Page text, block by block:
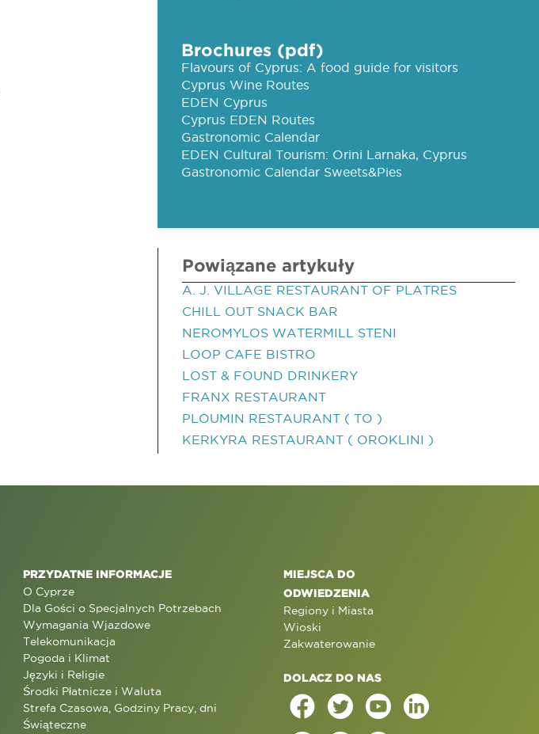
Brochures (pdf)
Flavours of Cyprus: A food guide for visitors
Cyprus Wine Routes
EDEN Cyprus
Cyprus EDEN Routes
Gastronomic Calendar
EDEN Cultural Tourism: Orini Larnaka, Cyprus
Gastronomic Calendar Sweets&Pies
Powiązane artykuły
A. J. VILLAGE RESTAURANT OF PLATRES
CHILL OUT SNACK BAR
NEROMYLOS WATERMILL STENI
LOOP CAFE BISTRO
LOST & FOUND DRINKERY
FRANX RESTAURANT
PLOUMIN RESTAURANT ( TO )
KERKYRA RESTAURANT ( OROKLINI )
PRZYDATNE INFORMACJE
O Cyprze
Dla Gości o Specjalnych Potrzebach
Wymagania Wjazdowe
Telekomunikacja
Pogoda i Klimat
Języki i Religie
Środki Płatnicze i Waluta
Strefa Czasowa, Godziny Pracy, dni
Świąteczne
MIEJSCA DO
ODWIEDZENIA
Regiony i Miasta
Wioski
Zakwaterowanie
DOLACZ DO NAS